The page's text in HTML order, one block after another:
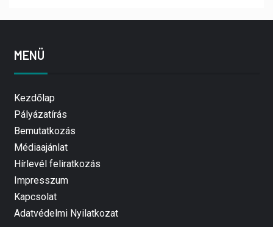
MENÜ
Kezdőlap
Pályázatírás
Bemutatkozás
Médiaajánlat
Hírlevél feliratkozás
Impresszum
Kapcsolat
Adatvédelmi Nyilatkozat